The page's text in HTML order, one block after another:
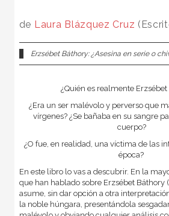
de Laura Blázquez Cruz
Erzsébet Báthory: ¿Asesina en serie o
¿Quién es realmente
¿Era un ser malévolo y perverso que
vírgenes? ¿Se bañaba en su sangre
cuerpo?
¿O fue, en realidad, una víctima de las
época?
En este libro lo vas a descubrir. En la
que han hablado sobre Erzsébet Báthory
asume, sin dar opción a otra
la noble húngara, presentándola